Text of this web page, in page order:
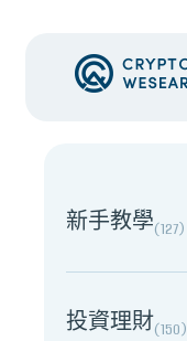
NEW EVENT
新手教學(127)
投資理財(150)